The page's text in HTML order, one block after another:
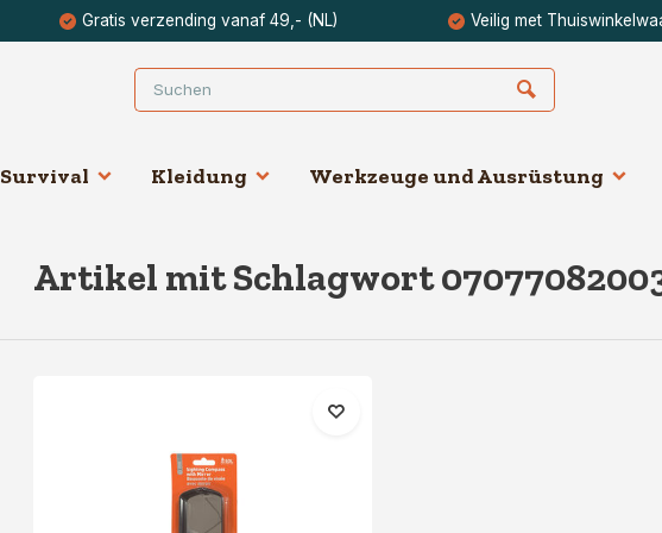
Gratis verzending vanaf 49,- (NL) Veilig met
Survival Kleidung Werkzeuge und Ausrüstung
Artikel mit Schlagwort